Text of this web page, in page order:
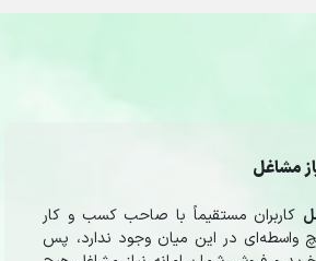
مشاغل
کاربران مستقیماً با صاحب کسب و کار
واسطه‌ای در این میان وجود ندارد، پس